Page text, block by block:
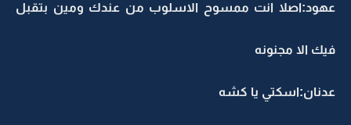
عهود:اصلا انت ممسوح الاسلوب من عندك ومين بتقبل
فيك الا مجنونه
عدنان:اسكتي يا كشه